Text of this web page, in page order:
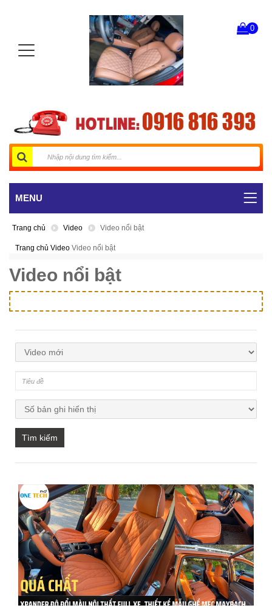
0
MENU
Trang chủ Video Video nổi bật
Trang chủ Video Video nổi bật
Video nổi bật
Tìm kiếm